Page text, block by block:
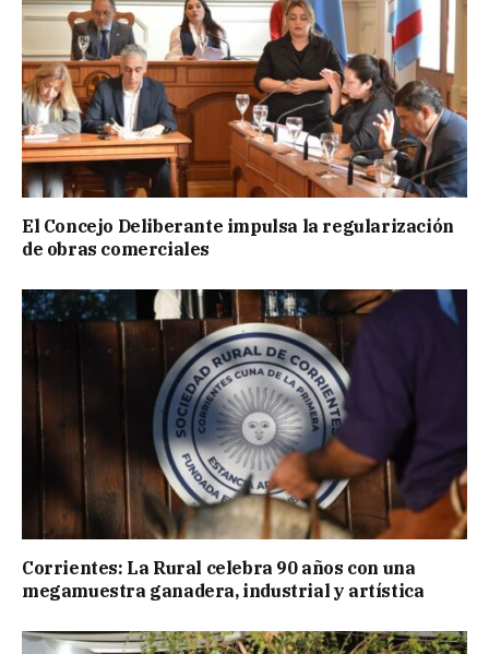
El Concejo Deliberante impulsa la regularización
de obras comerciales
Corrientes: La Rural celebra 90 años con una
megamuestra ganadera, industrial y artística